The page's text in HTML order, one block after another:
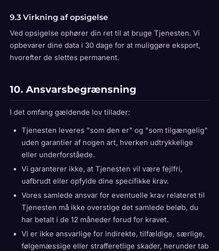
9.3 Virkning af opsigelse
Ved opsigelse ophører din ret til at bruge Tjenesten. Vi
opbevarer dine data i 30 dage for at muliggøre eksport,
hvorefter de slettes permanent.
10. Ansvarsbegrænsning
I det omfang gældende lov tillader:
Tjenesten leveres "som den er" og "som tilgængelig"
uden garantier af nogen art, hverken udtrykkelige
eller underforståede.
Vi garanterer ikke, at Tjenesten vil være fejlfri,
uafbrudt eller opfylde dine specifikke krav.
Vores samlede ansvar for eventuelle krav relateret til
Tjenesten må ikke overstige det samlede beløb, du
har betalt i de 12 måneder forud for kravet.
Vi er ikke ansvarlige for indirekte, tilfældige, særlige,
følgemæssige eller strafferetlige skader, herunder tab